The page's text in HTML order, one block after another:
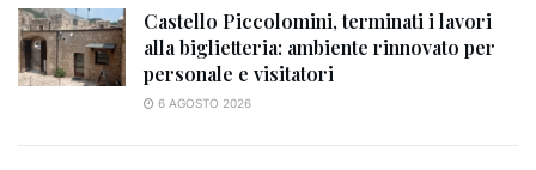
Castello Piccolomini, terminati i lavori
alla biglietteria: ambiente rinnovato per
personale e visitatori
6 AGOSTO 2026